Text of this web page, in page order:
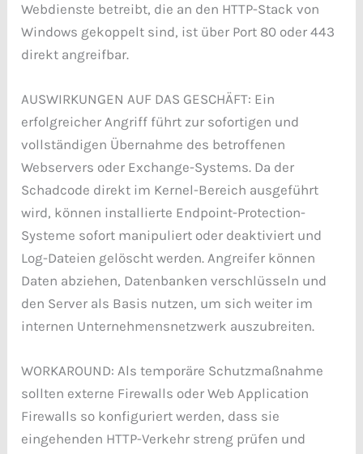
Webdienste betreibt, die an den HTTP-Stack von
Windows gekoppelt sind, ist über Port 80 oder 443
direkt angreifbar.
AUSWIRKUNGEN AUF DAS GESCHÄFT: Ein
erfolgreicher Angriff führt zur sofortigen und
vollständigen Übernahme des betroffenen
Webservers oder Exchange-Systems. Da der
Schadcode direkt im Kernel-Bereich ausgeführt
wird, können installierte Endpoint-Protection-
Systeme sofort manipuliert oder deaktiviert und
Log-Dateien gelöscht werden. Angreifer können
Daten abziehen, Datenbanken verschlüsseln und
den Server als Basis nutzen, um sich weiter im
internen Unternehmensnetzwerk auszubreiten.
WORKAROUND: Als temporäre Schutzmaßnahme
sollten externe Firewalls oder Web Application
Firewalls so konfiguriert werden, dass sie
eingehenden HTTP-Verkehr streng prüfen und